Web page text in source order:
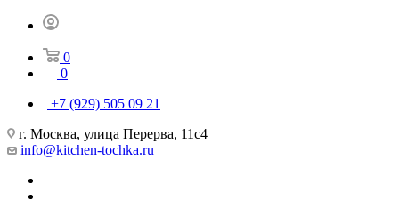
0
0
+7 (929) 505 09 21
г. Москва, улица Перерва, 11с4
info@kitchen-tochka.ru